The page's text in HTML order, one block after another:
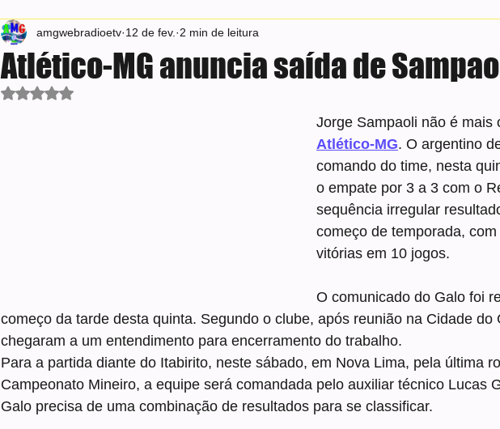
Atlético-MG anuncia saída de
amgwebradioetv 12 de fev. 2 min de leitura
Avaliado com NaN de 5 estrelas.
Jorge Sampaoli não é mais
Atlético-MG. O argentino
comando do time, nesta
o empate por 3 a 3 com o
sequência irregular
começo de temporada,
vitórias em 10 jogos.
O comunicado do Galo foi
começo da tarde desta quinta. Segundo o clube, após reunião na Cidade do
chegaram a um entendimento para encerramento do trabalho.
Para a partida diante do Itabirito, neste sábado, em Nova Lima, pela última
Campeonato Mineiro, a equipe será comandada pelo auxiliar técnico Lucas
Galo precisa de uma combinação de resultados para se classificar.